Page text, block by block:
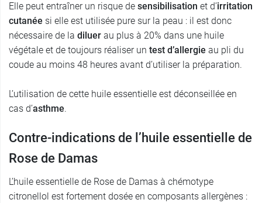
Elle peut entraîner un risque de sensibilisation et d’irritation
cutanée si elle est utilisée pure sur la peau : il est donc
nécessaire de la diluer au plus à 20% dans une huile
végétale et de toujours réaliser un test d’allergie au pli du
coude au moins 48 heures avant d’utiliser la préparation.
L’utilisation de cette huile essentielle est déconseillée en
cas d’asthme.
Contre-indications de l’huile essentielle de
Rose de Damas
L’huile essentielle de Rose de Damas à chémotype
citronellol est fortement dosée en composants allergènes :